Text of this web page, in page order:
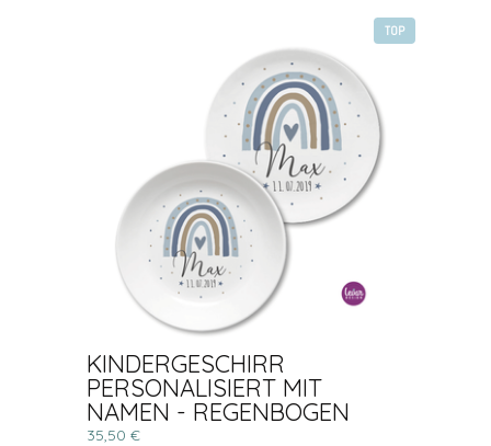
TOP
KINDERGESCHIRR
PERSONALISIERT MIT
NAMEN - REGENBOGEN
35,50 €